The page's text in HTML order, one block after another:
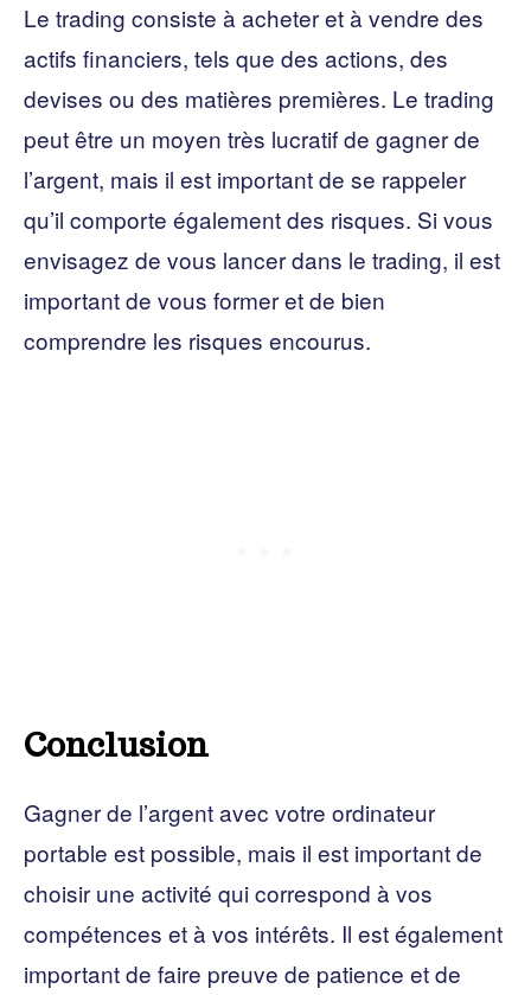
Le trading consiste à acheter et à vendre des
actifs financiers, tels que des actions, des
devises ou des matières premières. Le trading
peut être un moyen très lucratif de gagner de
l’argent, mais il est important de se rappeler
qu’il comporte également des risques. Si vous
envisagez de vous lancer dans le trading, il est
important de vous former et de bien
comprendre les risques encourus.
Conclusion
Gagner de l’argent avec votre ordinateur
portable est possible, mais il est important de
choisir une activité qui correspond à vos
compétences et à vos intérêts. Il est également
important de faire preuve de patience et de